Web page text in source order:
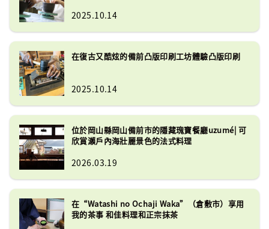
2025.10.14
在復古又酷炫的備前凸版印刷工坊體驗凸版印刷
2025.10.14
位於岡山縣岡山備前市的隱藏瑰寶餐廳uzumé| 可
欣賞瀨戶內海壯麗景色的法式料理
2026.03.19
在“Watashi no Ochaji Waka”（倉敷市）享用
我的茶事 和佳料理和正宗抹茶